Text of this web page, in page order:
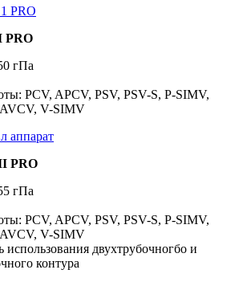
PRO
гПа
PCV, APCV, PSV, PSV-S, P-SIMV,
V-SIMV
PRO
гПа
PCV, APCV, PSV, PSV-S, P-SIMV,
V-SIMV
использования двухтрубочногбо и
контура